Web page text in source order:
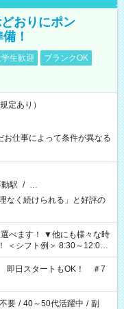
おりにポン
！
学生歓迎
ブランクOK
定あり）
仕事によって条件が異なる
駅 / …
なく続けられる」と好評の
にも様々な時
＜シフト例＞ 8:30～12:00
翌6:00 など
日スタートもOK！ ＃7
要 / 40～50代活躍中 / 副